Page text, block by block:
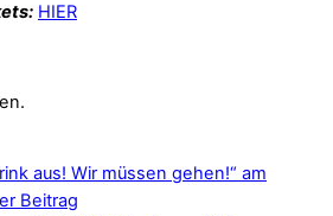
HIER
aus! Wir müssen gehen!“ am
Beitrag